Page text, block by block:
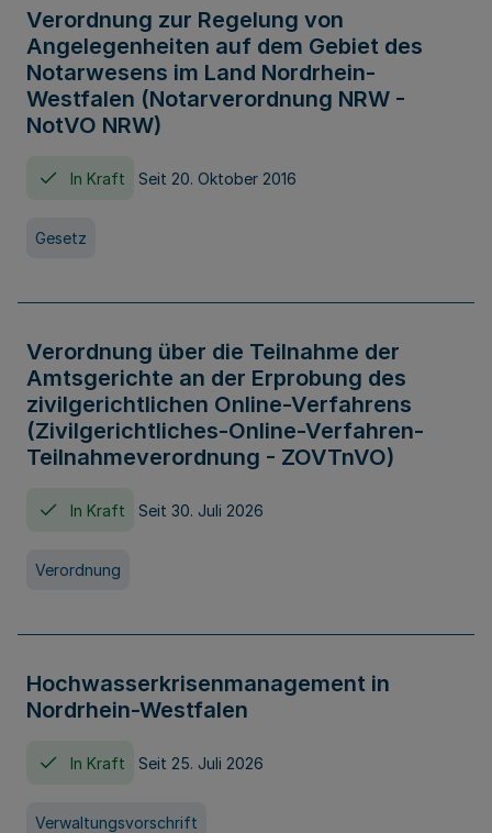
Verordnung zur Regelung von
Angelegenheiten auf dem Gebiet des
Notarwesens im Land Nordrhein-
Westfalen (Notarverordnung NRW -
NotVO NRW)
In Kraft Seit 20. Oktober 2016
Gesetz
Verordnung über die Teilnahme der
Amtsgerichte an der Erprobung des
zivilgerichtlichen Online-Verfahrens
(Zivilgerichtliches-Online-Verfahren-
Teilnahmeverordnung - ZOVTnVO)
In Kraft Seit 30. Juli 2026
Verordnung
Hochwasserkrisenmanagement in
Nordrhein-Westfalen
In Kraft Seit 25. Juli 2026
Verwaltungsvorschrift